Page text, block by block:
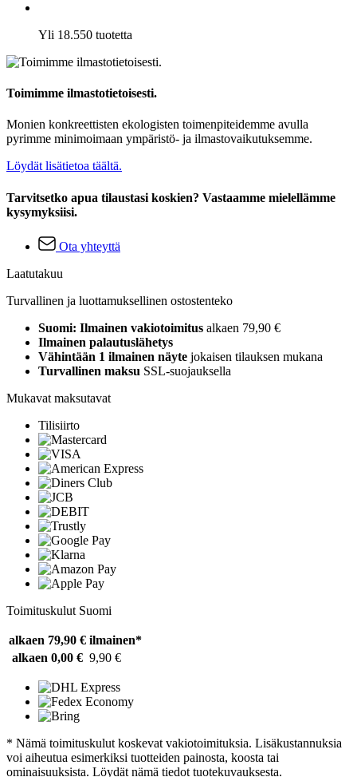
Yli 18.550 tuotetta
Toimimme ilmastotietoisesti.
Monien konkreettisten ekologisten toimenpiteidemme avulla
pyrimme minimoimaan ympäristö- ja ilmastovaikutuksemme.
Löydät lisätietoa täältä.
Tarvitsetko apua tilaustasi koskien? Vastaamme mielellämme
kysymyksiisi.
Ota yhteyttä
Laatutakuu
Turvallinen ja luottamuksellinen ostostenteko
Suomi: Ilmainen vakiotoimitus alkaen 79,90 €
Ilmainen palautuslähetys
Vähintään 1 ilmainen näyte jokaisen tilauksen mukana
Turvallinen maksu SSL-suojauksella
Mukavat maksutavat
Tilisiirto
Toimituskulut Suomi
alkaen 79,90 € ilmainen*
alkaen 0,00 € 9,90 €
* Nämä toimituskulut koskevat vakiotoimituksia. Lisäkustannuksia
voi aiheutua esimerkiksi tuotteiden painosta, koosta tai
ominaisuuksista. Löydät nämä tiedot tuotekuvauksesta.